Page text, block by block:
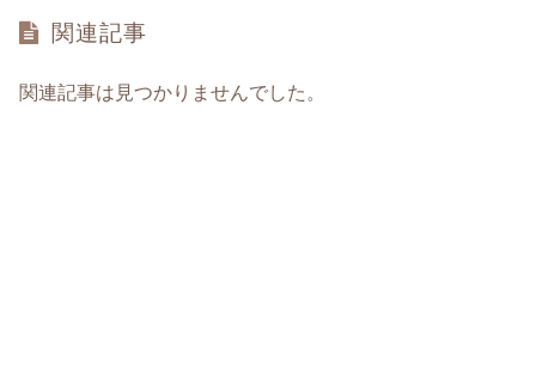
関連記事
関連記事は見つかりませんでした。